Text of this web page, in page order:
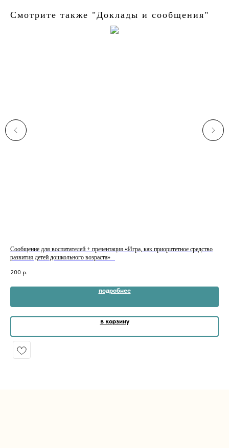
Смотрите также "Доклады и сообщения"
Сообщение для воспитателей + презентация «Игра, как приоритетное средство
развития детей дошкольного возраста»⠀
200 р.
подробнее
в корзину